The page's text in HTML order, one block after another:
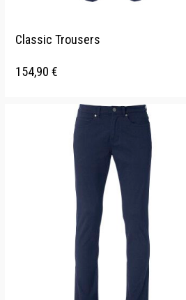
Classic Trousers
154,90 €